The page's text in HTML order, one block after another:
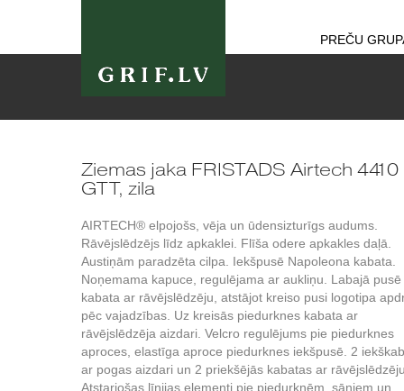
PREČU
Ziemas jaka FRISTADS Airtech 4410
GTT, zila
AIRTECH® elpojošs, vēja un ūdensizturīgs audums.
Rāvējslēdzējs līdz apkaklei. Flīša odere apkakles daļā.
Austiņām paradzēta cilpa. Iekšpusē Napoleona kabata.
Noņemama kapuce, regulējama ar aukliņu. Labajā pusē
kabata ar rāvējslēdzēju, atstājot kreiso pusi logotipa
pēc vajadzības. Uz kreisās piedurknes kabata ar
rāvējslēdzēja aizdari. Velcro regulējums pie piedurknes
aproces, elastīga aproce piedurknes iekšpusē. 2
ar pogas aizdari un 2 priekšējās kabatas ar
Atstarjošas līnijas elementi pie piedurknēm, sāniem un